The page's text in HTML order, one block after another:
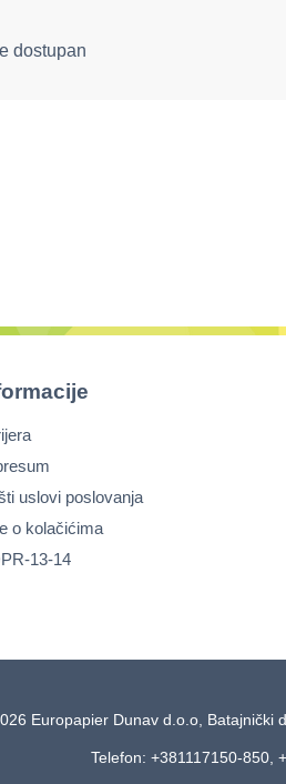
dostupan
uslovi poslovanja
o kolačićima
13-14
Europapier Dunav d.o.o, Batajnički
Telefon: +381117150-850,